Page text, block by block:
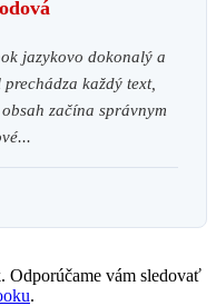
jazykovo dokonalý a
každý text,
začína správnym
Odporúčame vám sledovať
.